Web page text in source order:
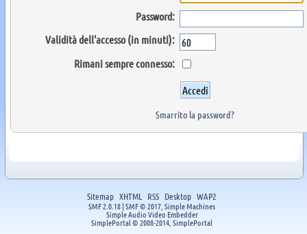
Password:
Validità dell'accesso (in minuti):
Rimani sempre connesso:
Smarrito la password?
Sitemap XHTML RSS Desktop WAP2
SMF 2.0.18|SMF © 2017 Simple Machines
Simple Audio Video Embedder
SimplePortal © 2008-2014, SimplePortal